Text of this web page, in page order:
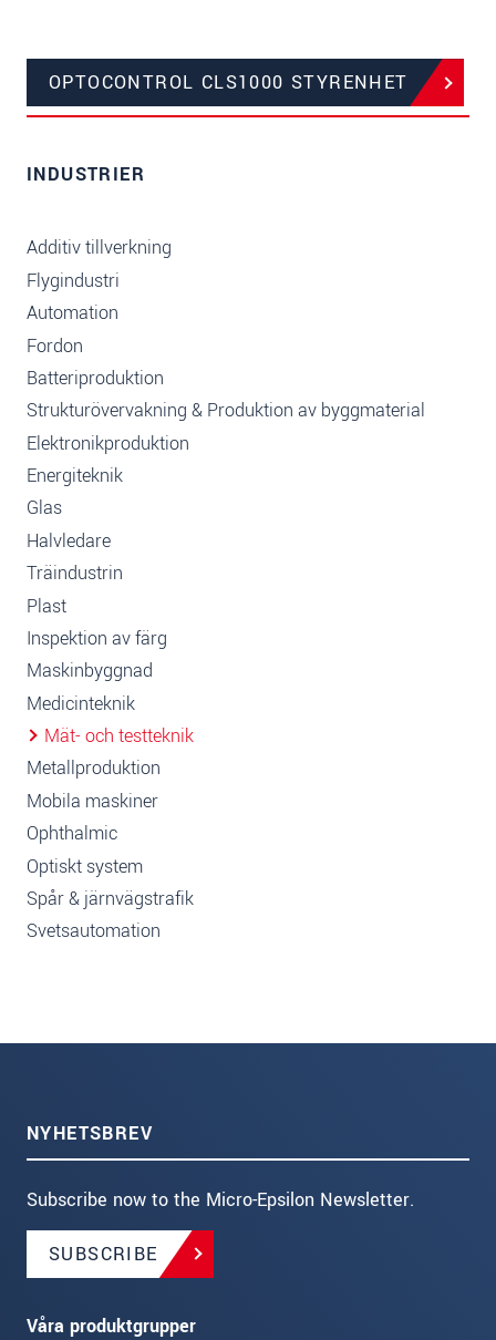
OPTOCONTROL CLS1000 STYRENHET
INDUSTRIER
Additiv tillverkning
Flygindustri
Automation
Fordon
Batteriproduktion
Strukturövervakning & Produktion av byggmaterial
Elektronikproduktion
Energiteknik
Glas
Halvledare
Träindustrin
Plast
Inspektion av färg
Maskinbyggnad
Medicinteknik
Mät- och testteknik
Metallproduktion
Mobila maskiner
Ophthalmic
Optiskt system
Spår & järnvägstrafik
Svetsautomation
NYHETSBREV
Subscribe now to the Micro-Epsilon Newsletter.
SUBSCRIBE
Våra produktgrupper